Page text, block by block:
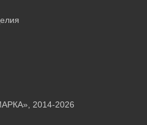
2014-2026